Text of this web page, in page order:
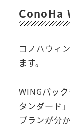
ConoHa
コノハウィ
ます。
WINGパッ
タンダード
プランが分